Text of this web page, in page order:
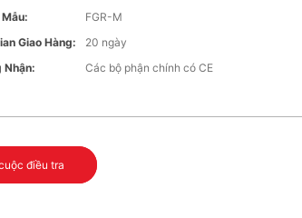
FGR-M
Giao Hàng:
20 ngày
Nhận:
Các bộ phận chính có CE
điều tra